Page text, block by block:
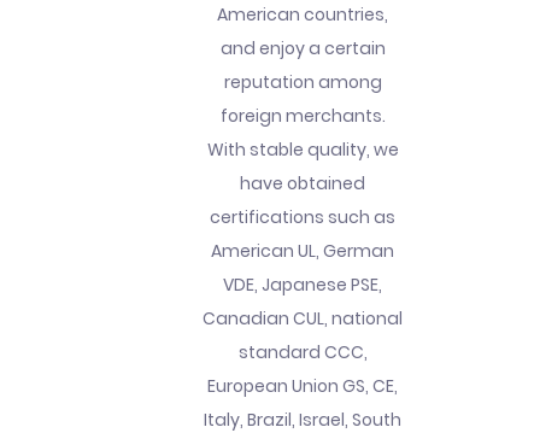
American countries,
and enjoy a certain
reputation among
foreign merchants.
With stable quality, we
have obtained
certifications such as
American UL, German
VDE, Japanese PSE,
Canadian CUL, national
standard CCC,
European Union GS, CE,
Italy, Brazil, Israel, South